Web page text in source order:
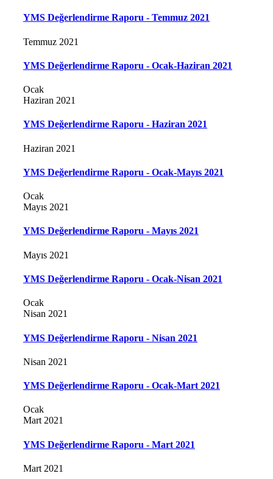
YMS Değerlendirme Raporu - Temmuz 2021
Temmuz 2021
YMS Değerlendirme Raporu - Ocak-Haziran 2021
Ocak
Haziran 2021
YMS Değerlendirme Raporu - Haziran 2021
Haziran 2021
YMS Değerlendirme Raporu - Ocak-Mayıs 2021
Ocak
Mayıs 2021
YMS Değerlendirme Raporu - Mayıs 2021
Mayıs 2021
YMS Değerlendirme Raporu - Ocak-Nisan 2021
Ocak
Nisan 2021
YMS Değerlendirme Raporu - Nisan 2021
Nisan 2021
YMS Değerlendirme Raporu - Ocak-Mart 2021
Ocak
Mart 2021
YMS Değerlendirme Raporu - Mart 2021
Mart 2021